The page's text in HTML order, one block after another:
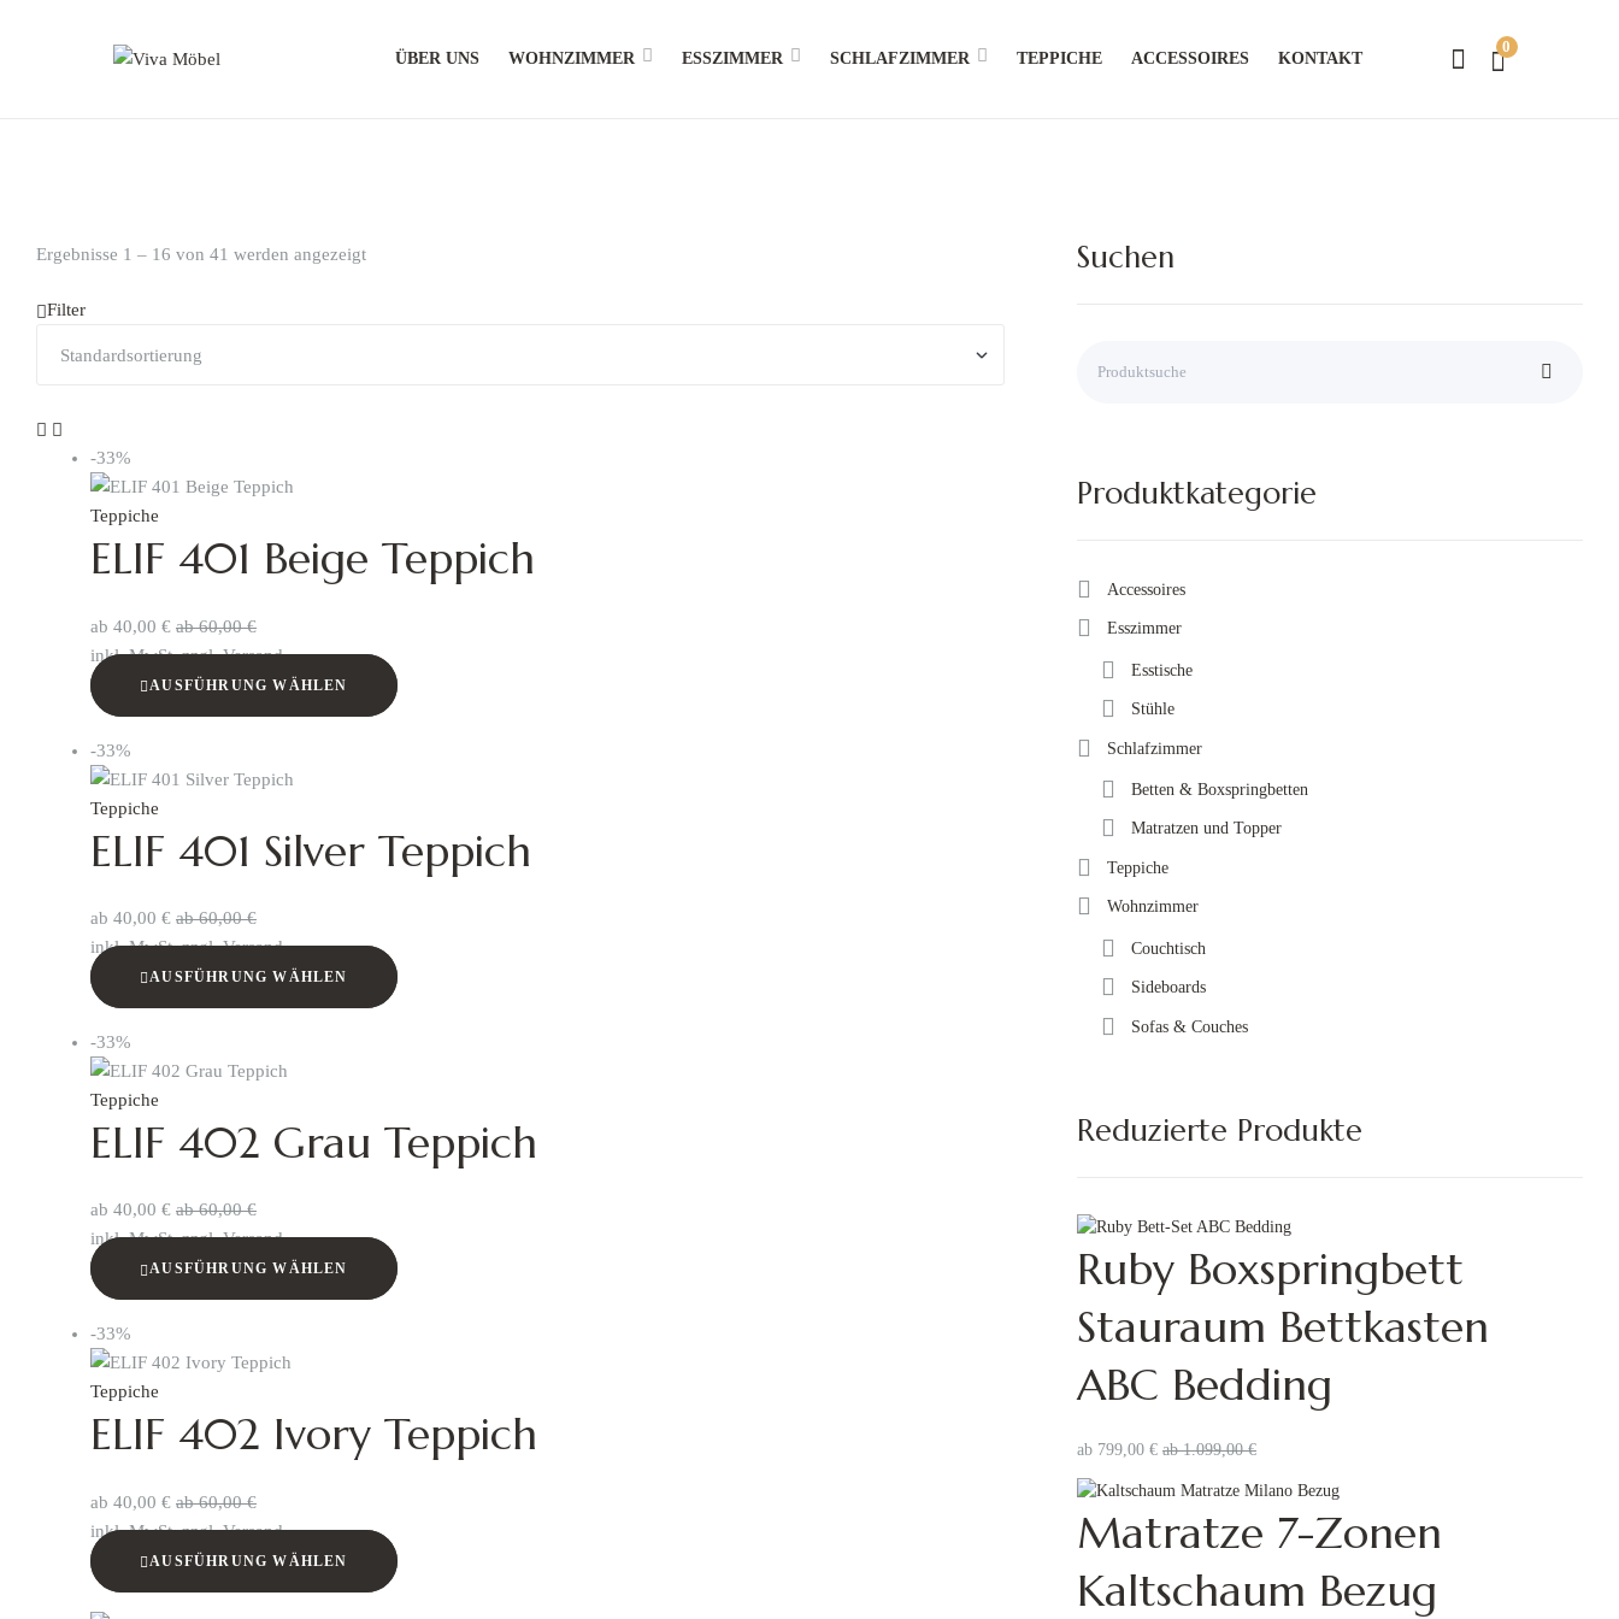
stilvolle
ÜBER UNS WOHNZIMMER ESSZIMMER SCHLAFZIMMER TEPPICHE ACCESSOIRES KONTAKT
0
Ergebnisse 1 – 16 von 41 werden angezeigt
Filter
-33%
Teppiche
ELIF 401 Beige Teppich
ab 40,00 € ab60,00€
inkl. MwSt. zzgl. Versand
AUSFÜHRUNG WÄHLEN
-33%
Teppiche
ELIF 401 Silver Teppich
ab 40,00 € ab60,00€
inkl. MwSt. zzgl. Versand
AUSFÜHRUNG WÄHLEN
-33%
Teppiche
ELIF 402 Grau Teppich
ab 40,00 € ab60,00€
inkl. MwSt. zzgl. Versand
AUSFÜHRUNG WÄHLEN
-33%
Teppiche
ELIF 402 Ivory Teppich
ab 40,00 € ab60,00€
inkl. MwSt. zzgl. Versand
AUSFÜHRUNG WÄHLEN
Suchen
Produktkategorie
Accessoires
Esszimmer
Esstische
Stühle
Schlafzimmer
Betten & Boxspringbetten
Matratzen und Topper
Teppiche
Wohnzimmer
Couchtisch
Sideboards
Sofas & Couches
Reduzierte Produkte
Ruby Boxspringbett
Stauraum Bettkasten
ABC Bedding
ab 799,00 € ab1.099,00€
Matratze 7-Zonen
Kaltschaum Bezug